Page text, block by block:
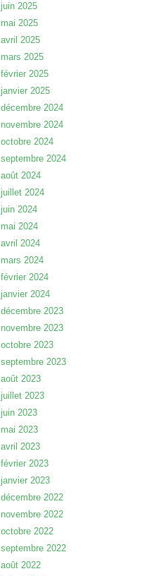
juin 2025
mai 2025
avril 2025
mars 2025
février 2025
janvier 2025
décembre 2024
novembre 2024
octobre 2024
septembre 2024
août 2024
juillet 2024
juin 2024
mai 2024
avril 2024
mars 2024
février 2024
janvier 2024
décembre 2023
novembre 2023
octobre 2023
septembre 2023
août 2023
juillet 2023
juin 2023
mai 2023
avril 2023
février 2023
janvier 2023
décembre 2022
novembre 2022
octobre 2022
septembre 2022
août 2022